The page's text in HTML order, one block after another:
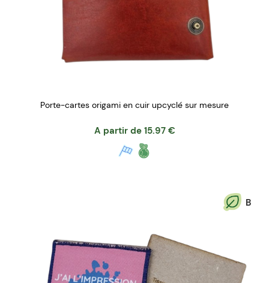
Porte-cartes origami en cuir upcyclé sur mesure
A partir de 15.97 €
B